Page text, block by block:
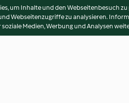
um Inhalte und den Webseitenbesuch
Webseitenzugriffe zu analysieren.
Medien, Werbung und Analysen